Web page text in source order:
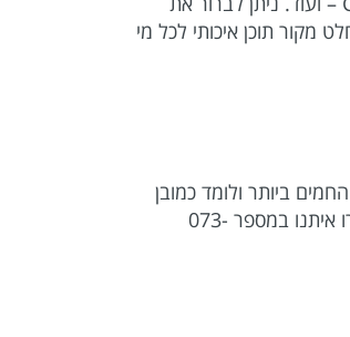
מקור תוכן איכותי לכל מי
החמים ביותר ולומד כמובן
שלכם, דברו איתנו במספר 073-